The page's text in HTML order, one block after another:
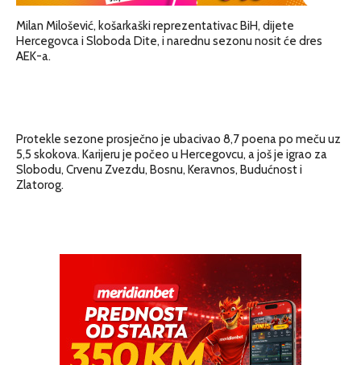
Milan Milošević, košarkaški reprezentativac BiH, dijete
Hercegovca i Sloboda Dite, i narednu sezonu nosit će dres
AEK-a.
Protekle sezone prosječno je ubacivao 8,7 poena po meču uz
5,5 skokova. Karijeru je počeo u Hercegovcu, a još je igrao za
Slobodu, Crvenu Zvezdu, Bosnu, Keravnos, Budućnost i
Zlatorog.